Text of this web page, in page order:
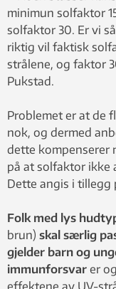
minimun solfaktor
solfaktor 30. Er vi
riktig vil faktisk
strålene, og faktor
Pukstad.
Problemet er at de
nok, og dermed
dette kompenserer
på at solfaktor ikke
Dette angis i tillegg
Folk med lys
brun) skal særlig
gjelder barn og
immunforsvar er